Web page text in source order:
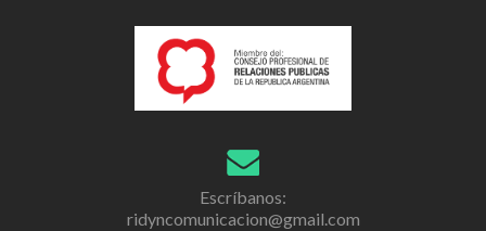
Escríbanos:
ridyncomunicacion@gmail.com